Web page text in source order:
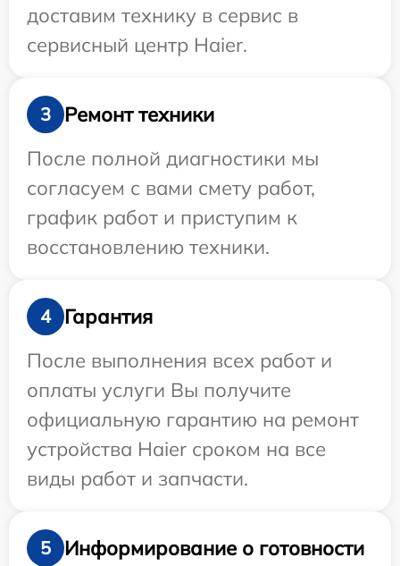
доставим технику в сервис в
сервисный центр Haier.
3
Ремонт техники
После полной диагностики мы
согласуем с вами смету работ,
график работ и приступим к
восстановлению техники.
4
Гарантия
После выполнения всех работ и
оплаты услуги Вы получите
официальную гарантию на ремонт
устройства Haier сроком на все
виды работ и запчасти.
5
Информирование о готовности